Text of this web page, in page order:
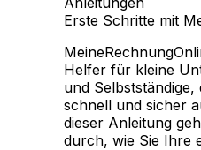
Erste Schritte mit
Helfer für kleine
und
schnell und sicher
dieser Anleitung
durch, wie Sie Ihre